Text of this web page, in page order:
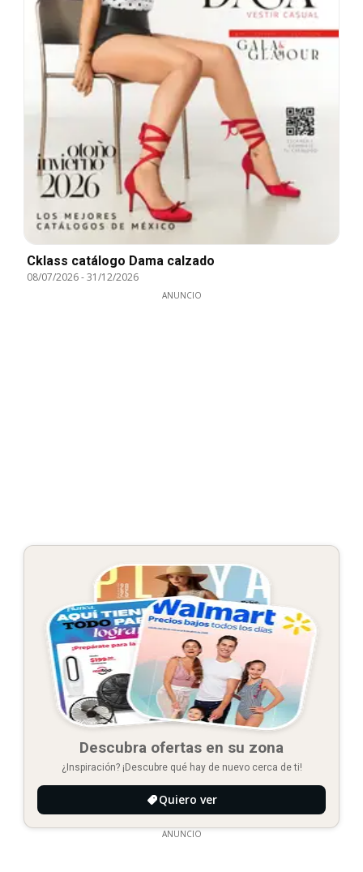
Cklass catálogo Dama calzado
08/07/2026-31/12/2026
ANUNCIO
Descubra ofertas en su zona
¿Inspiración? ¡Descubre qué hay de nuevo cerca de ti!
Quiero ver
ANUNCIO